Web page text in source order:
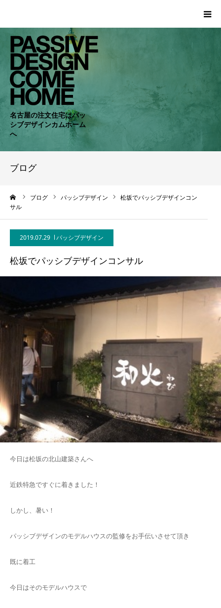
名古屋の注文住宅はパッ
シブデザインカムホーム
へ
ブログ
ブログ パッシブデザイン
松坂でパッシブデザインコン
サル
2019.07.29 パッシブデザイン
松坂でパッシブデザインコンサル
今日は松坂の北山建築さんへ
近鉄特急ですぐに着きました！
しかし、暑い！
パッシブデザインのモデルハウスの監修をお手伝いさせて頂き
既に着工
今日はそのモデルハウスで
HOME
WORKS
COMPANY
CONCEPT
BLOG
CONTACT